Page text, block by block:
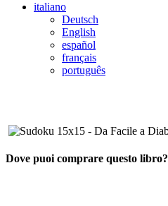
italiano
Deutsch
English
español
français
português
Dove puoi comprare questo libro?